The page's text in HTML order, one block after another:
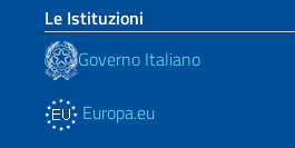
Le Istituzioni
Governo Italiano
Europa.eu